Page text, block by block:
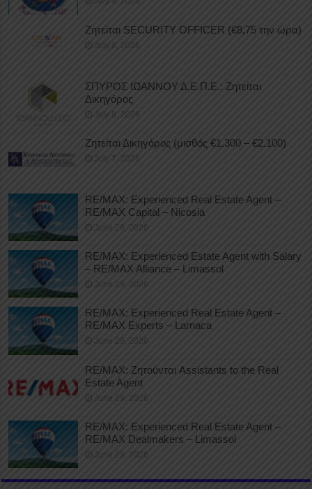
Ζητείται SECURITY OFFICER (€8,75 την ώρα)
July 8, 2026
ΣΠΥΡΟΣ ΙΩΑΝΝΟΥ Δ.Ε.Π.Ε.: Ζητείται
Δικηγόρος
July 8, 2026
Ζητείται Δικηγόρος (μισθός €1.300 – €2.100)
July 7, 2026
RE/MAX: Experienced Real Estate Agent –
RE/MAX Capital – Nicosia
June 29, 2026
RE/MAX: Experienced Estate Agent with Salary
– RE/MAX Alliance – Limassol
June 29, 2026
RE/MAX: Experienced Real Estate Agent –
RE/MAX Experts – Larnaca
June 29, 2026
RE/MAX: Ζητούνται Assistants to the Real
Estate Agent
June 29, 2026
RE/MAX: Experienced Real Estate Agent –
RE/MAX Dealmakers – Limassol
June 29, 2026